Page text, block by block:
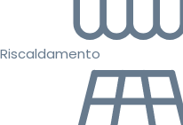
Riscaldamento